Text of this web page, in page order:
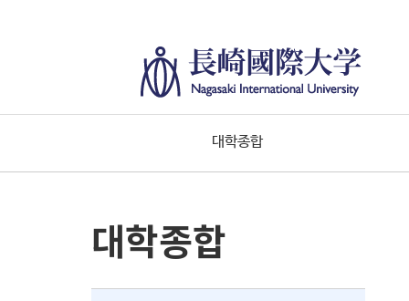
대학종합
대학종합